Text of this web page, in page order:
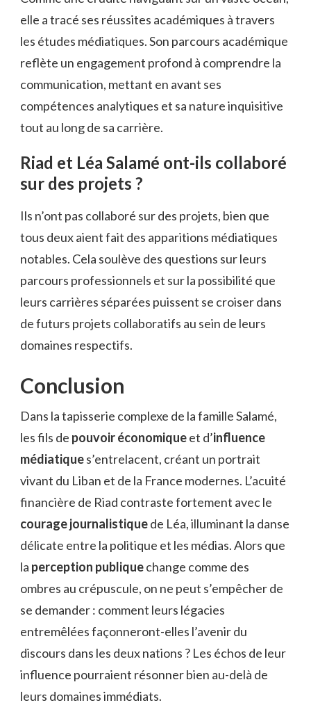
elle a tracé ses réussites académiques à travers
les études médiatiques. Son parcours académique
reflète un engagement profond à comprendre la
communication, mettant en avant ses
compétences analytiques et sa nature inquisitive
tout au long de sa carrière.
Riad et Léa Salamé ont-ils collaboré
sur des projets ?
Ils n’ont pas collaboré sur des projets, bien que
tous deux aient fait des apparitions médiatiques
notables. Cela soulève des questions sur leurs
parcours professionnels et sur la possibilité que
leurs carrières séparées puissent se croiser dans
de futurs projets collaboratifs au sein de leurs
domaines respectifs.
Conclusion
Dans la tapisserie complexe de la famille Salamé,
les fils de pouvoir économiqueet d’influence
médiatiques’entrelacent, créant un portrait
vivant du Liban et de la France modernes. L’acuité
financière de Riad contraste fortement avec le
courage journalistiquede Léa, illuminant la danse
délicate entre la politique et les médias. Alors que
la perception publiquechange comme des
ombres au crépuscule, on ne peut s’empêcher de
se demander : comment leurs légacies
entremêlées façonneront-elles l’avenir du
discours dans les deux nations ? Les échos de leur
influence pourraient résonner bien au-delà de
leurs domaines immédiats.